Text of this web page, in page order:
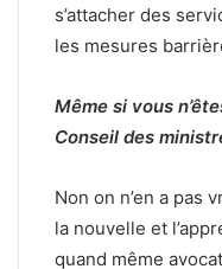
s’attacher des
les mesures
Même si vous
Conseil des
Non on n’en a pas
la nouvelle et
quand même